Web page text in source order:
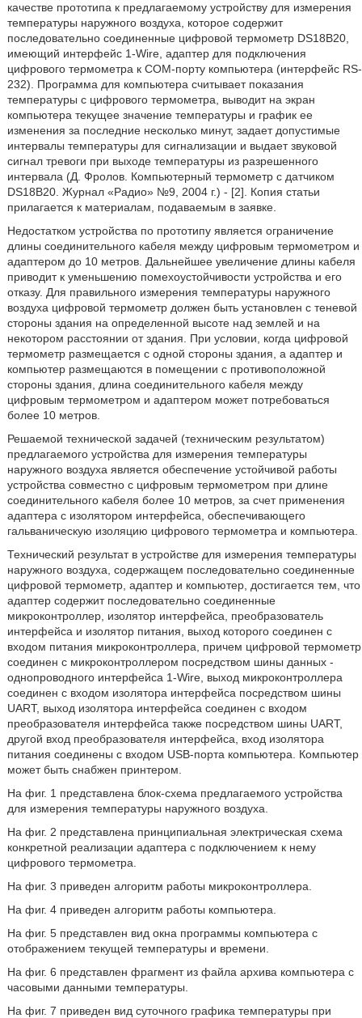
качестве прототипа к предлагаемому устройству для измерения
температуры наружного воздуха, которое содержит
последовательно соединенные цифровой термометр DS18B20,
имеющий интерфейс 1-Wire, адаптер для подключения
цифрового термометра к СОМ-порту компьютера (интерфейс RS-
232). Программа для компьютера считывает показания
температуры с цифрового термометра, выводит на экран
компьютера текущее значение температуры и график ее
изменения за последние несколько минут, задает допустимые
интервалы температуры для сигнализации и выдает звуковой
сигнал тревоги при выходе температуры из разрешенного
интервала (Д. Фролов. Компьютерный термометр с датчиком
DS18B20. Журнал «Радио» №9, 2004 г.) - [2]. Копия статьи
прилагается к материалам, подаваемым в заявке.
Недостатком устройства по прототипу является ограничение
длины соединительного кабеля между цифровым термометром и
адаптером до 10 метров. Дальнейшее увеличение длины кабеля
приводит к уменьшению помехоустойчивости устройства и его
отказу. Для правильного измерения температуры наружного
воздуха цифровой термометр должен быть установлен с теневой
стороны здания на определенной высоте над землей и на
некотором расстоянии от здания. При условии, когда цифровой
термометр размещается с одной стороны здания, а адаптер и
компьютер размещаются в помещении с противоположной
стороны здания, длина соединительного кабеля между
цифровым термометром и адаптером может потребоваться
более 10 метров.
Решаемой технической задачей (техническим результатом)
предлагаемого устройства для измерения температуры
наружного воздуха является обеспечение устойчивой работы
устройства совместно с цифровым термометром при длине
соединительного кабеля более 10 метров, за счет применения
адаптера с изолятором интерфейса, обеспечивающего
гальваническую изоляцию цифрового термометра и компьютера.
Технический результат в устройстве для измерения температуры
наружного воздуха, содержащем последовательно соединенные
цифровой термометр, адаптер и компьютер, достигается тем, что
адаптер содержит последовательно соединенные
микроконтроллер, изолятор интерфейса, преобразователь
интерфейса и изолятор питания, выход которого соединен с
входом питания микроконтроллера, причем цифровой термометр
соединен с микроконтроллером посредством шины данных -
однопроводного интерфейса 1-Wire, выход микроконтроллера
соединен с входом изолятора интерфейса посредством шины
UART, выход изолятора интерфейса соединен с входом
преобразователя интерфейса также посредством шины UART,
другой вход преобразователя интерфейса, вход изолятора
питания соединены с входом USB-порта компьютера. Компьютер
может быть снабжен принтером.
На фиг. 1 представлена блок-схема предлагаемого устройства
для измерения температуры наружного воздуха.
На фиг. 2 представлена принципиальная электрическая схема
конкретной реализации адаптера с подключением к нему
цифрового термометра.
На фиг. 3 приведен алгоритм работы микроконтроллера.
На фиг. 4 приведен алгоритм работы компьютера.
На фиг. 5 представлен вид окна программы компьютера с
отображением текущей температуры и времени.
На фиг. 6 представлен фрагмент из файла архива компьютера с
часовыми данными температуры.
На фиг. 7 приведен вид суточного графика температуры при